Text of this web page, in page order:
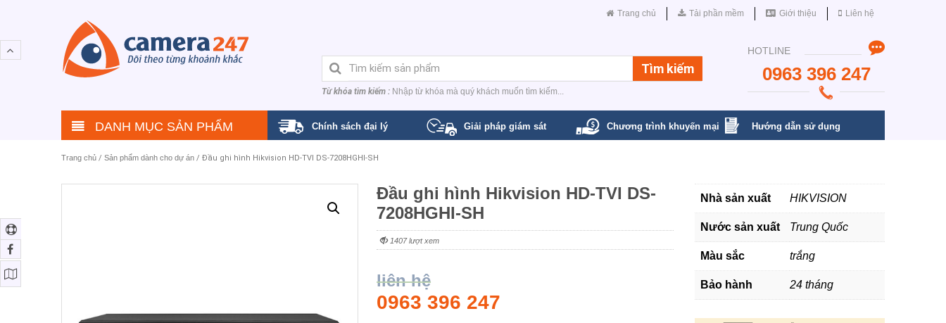
Trang chủ Tải phần mềm Giới thiệu Liên hệ
Từ khóa tìm kiếm : Nhập từ khóa mà quý khách muốn tìm kiếm...
HOTLINE
0963 396 247
DANH MỤC SẢN PHẨM Chính sách đại lý Giải pháp giám sát Chương trình khuyến mại Hướng dẫn sử dụng
Trang chủ / Sản phẩm dành cho dự án / Đầu ghi hình Hikvision HD-TVI DS-7208HGHI-SH
Đầu ghi hình Hikvision HD-TVI DS-
7208HGHI-SH
1407 lượt xem
liên hệ
0963 396 247
Nhà sản xuất HIKVISION
Nước sản xuất Trung Quốc
Màu sắc trắng
Bảo hành 24 tháng